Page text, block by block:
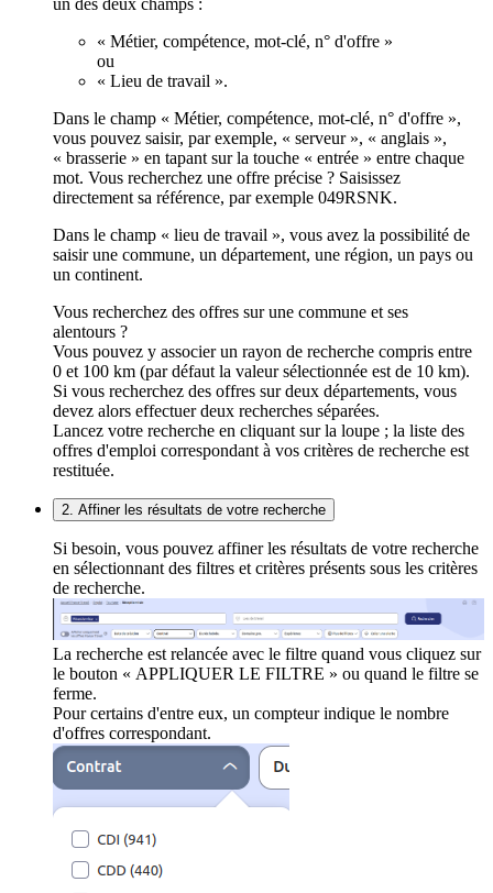
un des deux champs :
« Métier, compétence, mot-clé, n° d'offre »
ou
« Lieu de travail ».
Dans le champ « Métier, compétence, mot-clé, n° d'offre »,
vous pouvez saisir, par exemple, « serveur », « anglais »,
« brasserie » en tapant sur la touche « entrée » entre chaque
mot. Vous recherchez une offre précise ? Saisissez
directement sa référence, par exemple 049RSNK.
Dans le champ « lieu de travail », vous avez la possibilité de
saisir une commune, un département, une région, un pays ou
un continent.
Vous recherchez des offres sur une commune et ses
alentours ?
Vous pouvez y associer un rayon de recherche compris entre
0 et 100 km (par défaut la valeur sélectionnée est de 10 km).
Si vous recherchez des offres sur deux départements, vous
devez alors effectuer deux recherches séparées.
Lancez votre recherche en cliquant sur la loupe ; la liste des
offres d'emploi correspondant à vos critères de recherche est
restituée.
2. Affiner les résultats de votre recherche
Si besoin, vous pouvez affiner les résultats de votre recherche
en sélectionnant des filtres et critères présents sous les critères
de recherche.
La recherche est relancée avec le filtre quand vous cliquez sur
le bouton « APPLIQUER LE FILTRE » ou quand le filtre se
ferme.
Pour certains d'entre eux, un compteur indique le nombre
d'offres correspondant.